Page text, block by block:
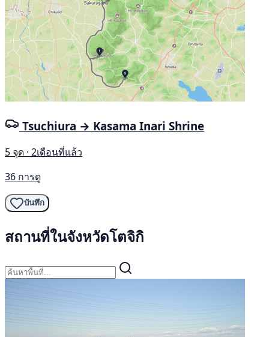
Tsuchiura → Kasama Inari Shrine
5 จุด · 2เดือนที่แล้ว
36 การดู
บันทึก
สถานที่ในจังหวัดโตจิกิ